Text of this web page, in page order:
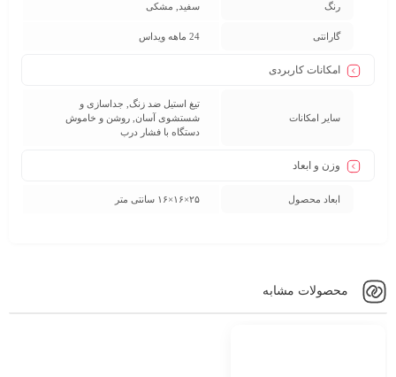
رنگ سفید, مشکی
گارانتی 24 ماهه ویداس
امکانات کاربردی
سایر امکانات
تیغ استیل ضد زنگ, جداسازی و
شستشوی آسان, روشن و خاموش
دستگاه با فشار درب
وزن و ابعاد
ابعاد محصول ۲۵×۱۶×۱۶ سانتی متر
محصولات مشابه